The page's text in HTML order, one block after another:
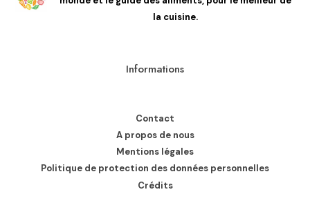
la cuisine.
Informations
Contact
A propos de nous
Mentions légales
Politique de protection des données personnelles
Crédits